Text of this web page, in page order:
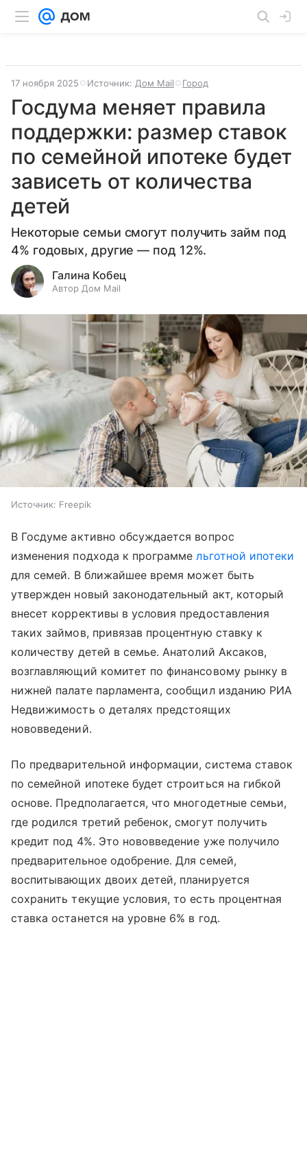
17 ноября 2025 Источник: Дом Mail Город
Госдума меняет правила
поддержки: размер ставок
по семейной ипотеке будет
зависеть от количества
детей
Некоторые семьи смогут получить займ под
4% годовых, другие — под 12%.
Галина Кобец
Автор Дом Mail
Источник: Freepik
В Госдуме активно обсуждается вопрос
изменения подхода к программельготной ипотеки
для семей. В ближайшее время может быть
утвержден новый законодательный акт, который
внесет коррективы в условия предоставления
таких займов, привязав процентную ставку к
количеству детей в семье. Анатолий Аксаков,
возглавляющий комитет по финансовому рынку в
нижней палате парламента, сообщил изданию РИА
Недвижимость о деталях предстоящих
нововведений.
По предварительной информации, система ставок
по семейной ипотеке будет строиться на гибкой
основе. Предполагается, что многодетные семьи,
где родился третий ребенок, смогут получить
кредит под 4%. Это нововведение уже получило
предварительное одобрение. Для семей,
воспитывающих двоих детей, планируется
сохранить текущие условия, то есть процентная
ставка останется на уровне 6% в год.